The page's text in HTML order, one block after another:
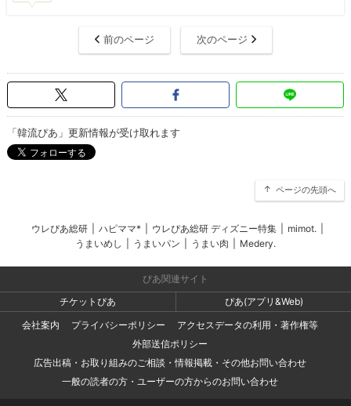
前のページ 次のページ
「韓流ぴあ」更新情報が受け取れます
ページの先頭へ
ウレぴあ総研 ハピママ* ウレぴあ総研 ディズニー特集 mimot.
うまいめし
うまいパン うまい肉 Medery.
ぴあ関連サイト
チケットぴあ
ぴあ(アプリ&Web)
会社案内
プライバシーポリシー
アクセスデータの利用・著作権等
外部送信ポリシー
広告出稿・お取り組みのご相談・情報掲載・その他お問い合わせ
一般の読者の方・ユーザーの方からのお問い合わせ